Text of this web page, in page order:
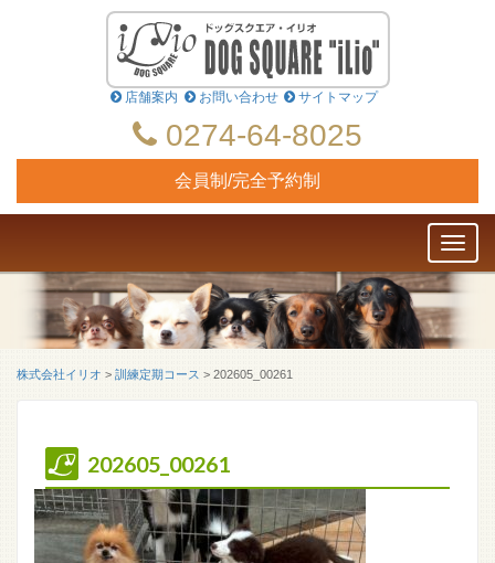
店舗案内 お問い合わせ サイトマップ
0274-64-8025
会員制/完全予約制
株式会社イリオ > 訓練定期コース > 202605_00261
202605_00261